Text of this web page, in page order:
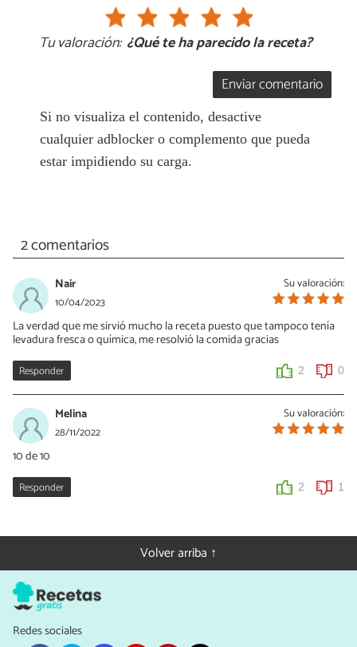
Tu valoración: ¿Qué te ha parecido la receta?
Enviar comentario
Si no visualiza el contenido, desactive
cualquier adblocker o complemento que pueda
estar impidiendo su carga.
2 comentarios
Su valoración:
Nair
10/04/2023
La verdad que me sirvió mucho la receta puesto que tampoco tenía
levadura fresca o química, me resolvió la comida gracias
Responder 2 0
Su valoración:
Melina
28/11/2022
10 de 10
Responder 2 1
Volver arriba ↑
Redes sociales